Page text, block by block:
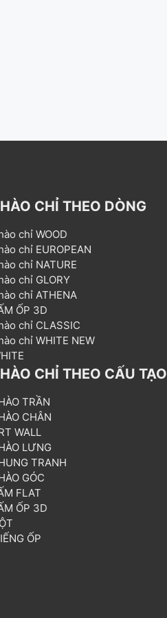
CHỈ THEO DÒNG
chỉ WOOD
chỉ EUROPEAN
chỉ NATURE
chỉ GLORY
chỉ ATHENA
ỐP 3D
chỉ CLASSIC
chỉ WHITE NEW
CHỈ THEO CẤU TẠO
TRẦN
CHÂN
WALL
LƯNG
TRANH
GÓC
FLAT
ỐP 3D
ỐP